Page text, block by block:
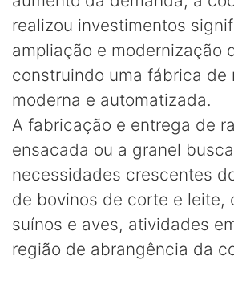
realizou investimentos
ampliação e modernização
construindo uma fábrica de
moderna e automatizada.
A fabricação e entrega de
ensacada ou a granel
necessidades crescentes
de bovinos de corte e leite,
suínos e aves, atividades
região de abrangência da